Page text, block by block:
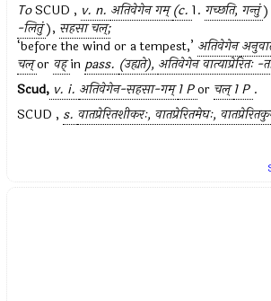
ToSCUD , v. n. अतिवेगेन गम् (c.1. गच्छति, गन्तुं
-लितुं), सहसा चल्;
‘before the wind or a tempest,’ अतिवेगेन
चल्or वह् inpass. (उह्यते), अतिवेगेन वात्याप्रेरितः
Scud, v. i. अतिवेगेन-सहसा-गम् 1 Por चल् 1 P .
SCUD , s. वातप्रेरितशीकरः, वातप्रेरितमेघः,